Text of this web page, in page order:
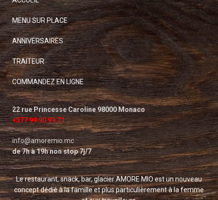
MENU SUR PLACE
ANNIVERSAIRES
TRAITEUR
COMMANDEZ EN LIGNE
22 rue Princesse Caroline 98000 Monaco
+377 99 90 91 71
info@amoremio.mc
de 7h à 19h non stop 7j/7
Le restaurant, snack, bar, glacier AMORE MIO est un nouveau
concept dédié à la famille et plus particulièrement à la femme